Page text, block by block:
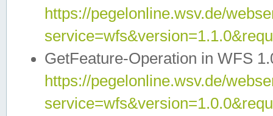
https://pegelonline.wsv.de/
GetFeature-Operation in WFS
https://pegelonline.wsv.de/